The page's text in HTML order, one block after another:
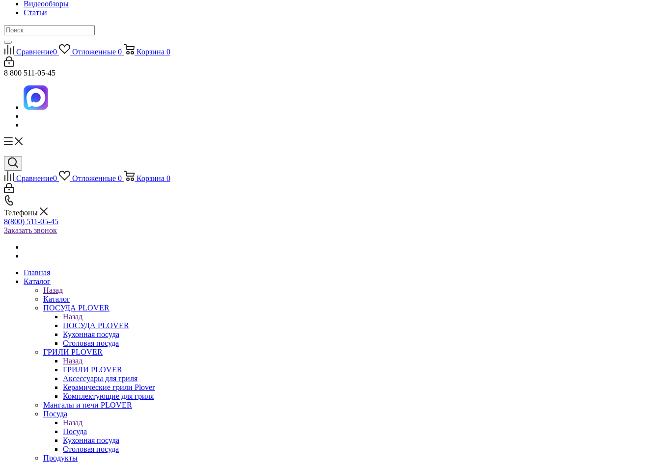
Видеообзоры
Статьи
Сравнение0 Отложенные 0 Корзина 0
8 800 511-05-45
Сравнение0 Отложенные 0 Корзина 0
Телефоны
8(800) 511-05-45
Заказать звонок
Главная
Каталог
Назад
Каталог
ПОСУДА PLOVER
Назад
ПОСУДА PLOVER
Кухонная посуда
Столовая посуда
ГРИЛИ PLOVER
Назад
ГРИЛИ PLOVER
Аксессуары для гриля
Керамические грили Plover
Комплектующие для гриля
Мангалы и печи PLOVER
Посуда
Назад
Посуда
Кухонная посуда
Столовая посуда
Продукты